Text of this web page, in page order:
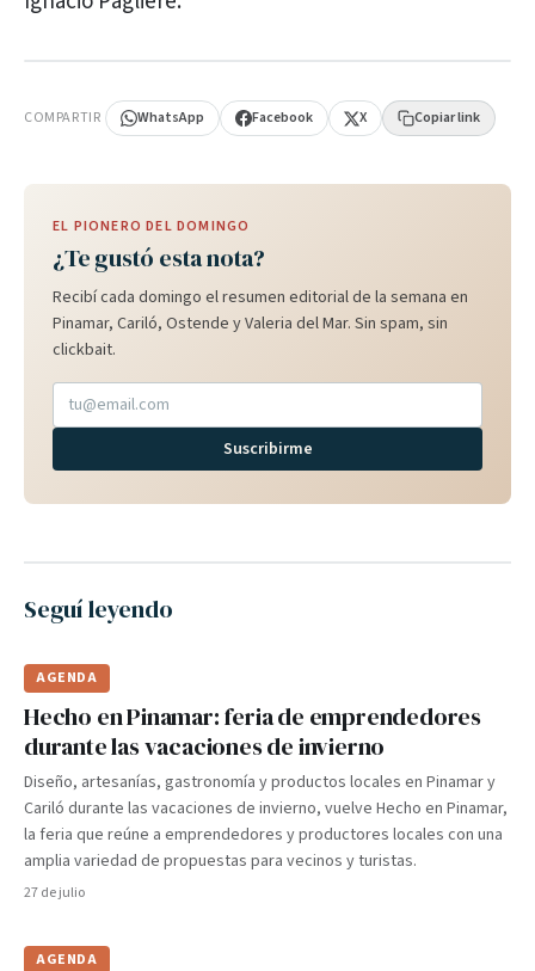
COMPARTIR WhatsApp Facebook X Copiar link
EL PIONERO DEL DOMINGO
¿Te gustó esta nota?
Recibí cada domingo el resumen editorial de la semana en
Pinamar, Cariló, Ostende y Valeria del Mar. Sin spam, sin
clickbait.
Suscribirme
Seguí leyendo
AGENDA
Hecho en Pinamar: feria de emprendedores
durante las vacaciones de invierno
Diseño, artesanías, gastronomía y productos locales en Pinamar y
Cariló durante las vacaciones de invierno, vuelve Hecho en Pinamar,
la feria que reúne a emprendedores y productores locales con una
amplia variedad de propuestas para vecinos y turistas.
27 de julio
AGENDA